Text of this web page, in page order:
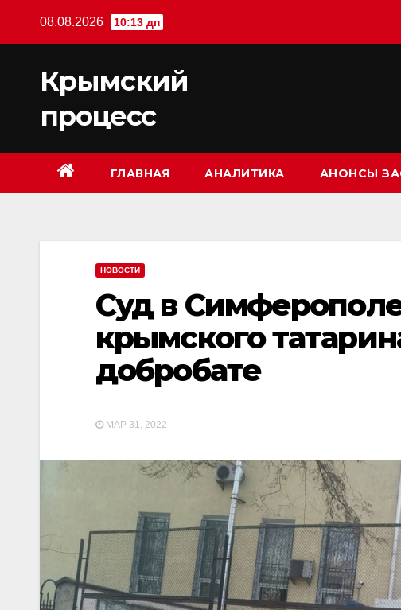
08.08.2026 10:13 дп
Крымский
процесс
ГЛАВНАЯ АНАЛИТИКА АНОНСЫ
НОВОСТИ
Суд в
крымского
добробате
МАР 31, 2022